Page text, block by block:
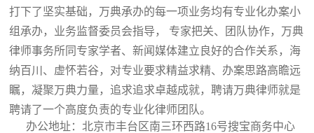
打下了坚实基础，万典承办的每一项业务均有专业化办案小
组承办，业务监督委员会指导， 专家把关、团队协作，万典
律师事务所同专家学者、新闻媒体建立良好的合作关系，海
纳百川、虚怀若谷，对专业要求精益求精、办案思路高瞻远
瞩，凝聚万典力量，追求追求卓越成就，聘请万典律师就是
聘请了一个高度负责的专业化律师团队。
办公地址：北京市丰台区南三环西路16号搜宝商务中心